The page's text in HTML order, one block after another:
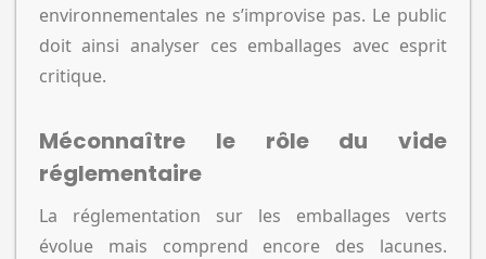
environnementales ne s’improvise pas. Le public
doit ainsi analyser ces emballages avec esprit
critique.
Méconnaître le rôle du vide
réglementaire
La réglementation sur les emballages verts
évolue mais comprend encore des lacunes.